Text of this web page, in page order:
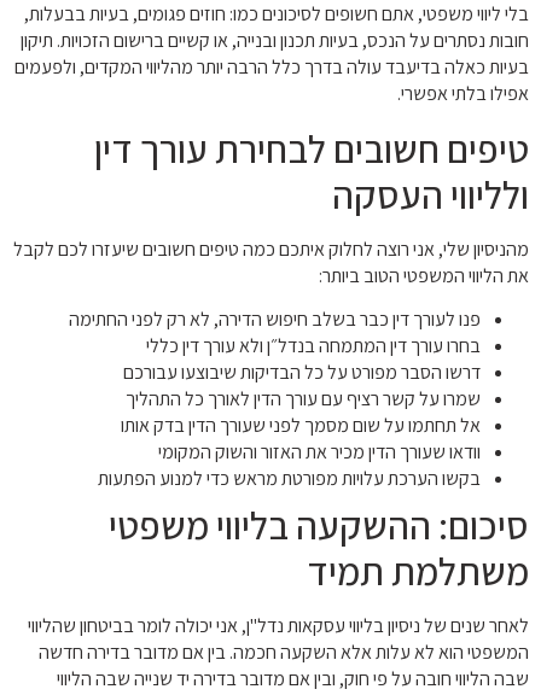
בלי ליווי משפטי, אתם חשופים לסיכונים כמו: חוזים פגומים, בעיות בבעלות,
חובות נסתרים על הנכס, בעיות תכנון ובנייה, או קשיים ברישום הזכויות. תיקון
בעיות כאלה בדיעבד עולה בדרך כלל הרבה יותר מהליווי המקדים, ולפעמים
אפילו בלתי אפשרי.
טיפים חשובים לבחירת עורך דין
ולליווי העסקה
מהניסיון שלי, אני רוצה לחלוק איתכם כמה טיפים חשובים שיעזרו לכם לקבל
את הליווי המשפטי הטוב ביותר:
פנו לעורך דין כבר בשלב חיפוש הדירה, לא רק לפני החתימה
בחרו עורך דין המתמחה בנדל״ן ולא עורך דין כללי
דרשו הסבר מפורט על כל הבדיקות שיבוצעו עבורכם
שמרו על קשר רציף עם עורך הדין לאורך כל התהליך
אל תחתמו על שום מסמך לפני שעורך הדין בדק אותו
וודאו שעורך הדין מכיר את האזור והשוק המקומי
בקשו הערכת עלויות מפורטת מראש כדי למנוע הפתעות
סיכום: ההשקעה בליווי משפטי
משתלמת תמיד
לאחר שנים של ניסיון בליווי עסקאות נדל"ן, אני יכולה לומר בביטחון שהליווי
המשפטי הוא לא עלות אלא השקעה חכמה. בין אם מדובר בדירה חדשה
שבה הליווי חובה על פי חוק, ובין אם מדובר בדירה יד שנייה שבה הליווי